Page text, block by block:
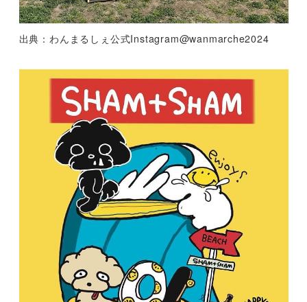
出典：わんまるしぇ公式Instagram@wanmarche2024